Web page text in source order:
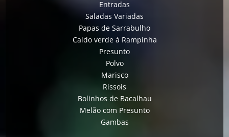
Entradas
Saladas Variadas
Papas de Sarrabulho
Caldo verde á Rampinha
Presunto
Polvo
Marisco
Rissois
Bolinhos de Bacalhau
Melão com Presunto
Gambas